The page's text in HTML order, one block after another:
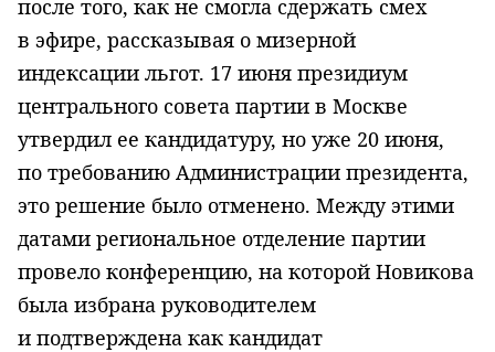
после того, как не смогла сдержать смех
в эфире, рассказывая о мизерной
индексации льгот. 17 июня президиум
центрального совета партии в Москве
утвердил ее кандидатуру, но уже 20 июня,
по требованию Администрации президента,
это решение было отменено. Между этими
датами региональное отделение партии
провело конференцию, на которой Новикова
была избрана руководителем
и подтверждена как кандидат